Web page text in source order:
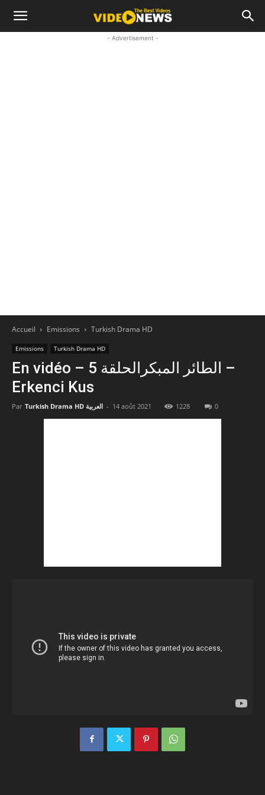
- Advertisement -
Accueil Emissions Turkish Drama HD
Emissions Turkish Drama HD
En vidéo – الطائر المبكرالحلقة 5 –
Erkenci Kus
Par Turkish Drama HD العربية - 14 août 2021 1228 0